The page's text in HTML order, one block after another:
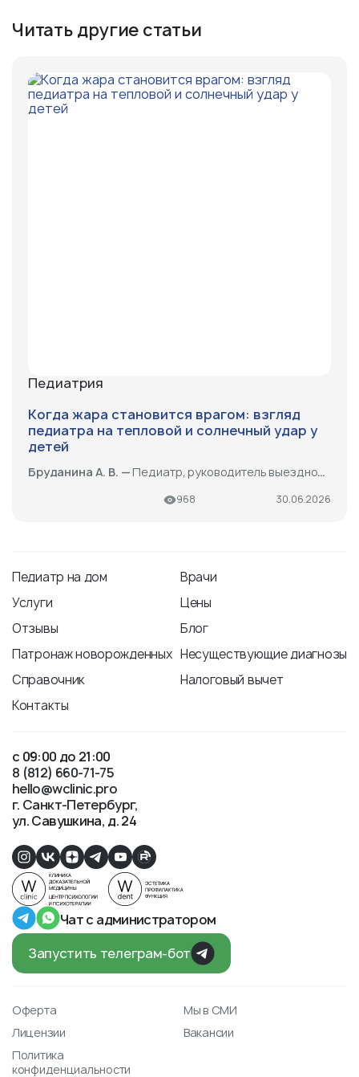
Читать другие статьи
Педиатрия
Когда жара становится врагом: взгляд
педиатра на тепловой и солнечный удар у
детей
Бруданина А. В. — Педиатр, руководитель выездной педиатрической службы, выезд на дом, патронаж
968 30.06.2026
Педиатр на дом
Врачи
Услуги
Цены
Отзывы
Блог
Патронаж новорожденных Несуществующие диагнозы
Справочник
Налоговый вычет
Контакты
с 09:00 до 21:00
8 (812) 660-71-75
hello@wclinic.pro
г. Санкт-Петербург
ул. Савушкина, д. 24
Чат с администратором
Запустить телеграм-бот
Оферта
Мы в СМИ
Лицензии
Вакансии
Политика
конфиденциальности